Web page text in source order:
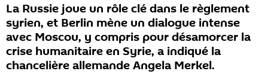
La Russie joue un rôle clé dans le règlement
syrien, et Berlin mène un dialogue intense
avec Moscou, y compris pour désamorcer la
crise humanitaire en Syrie, a indiqué la
chancelière allemande Angela Merkel.